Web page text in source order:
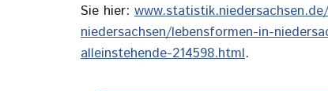
Sie hier:
niedersachsen/lebensformen-in-
alleinstehende-214598.html.